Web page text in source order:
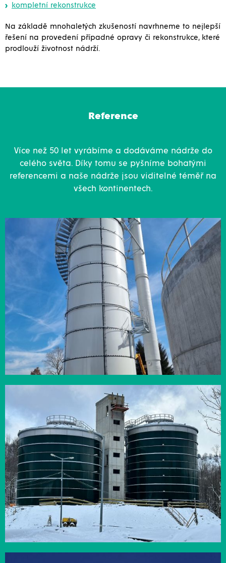
kompletní rekonstrukce
Na základě mnohaletých zkušeností navrhneme to nejlepší
řešení na provedení případné opravy či rekonstrukce, které
prodlouží životnost nádrží.
Reference
Více než 50 let vyrábíme a dodáváme nádrže do
celého světa. Díky tomu se pyšníme bohatými
referencemi a naše nádrže jsou viditelné téměř na
všech kontinentech.